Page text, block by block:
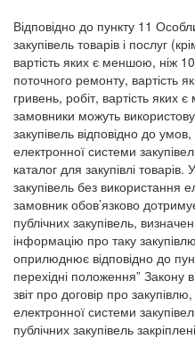
Відповідно до пункту 11
закупівель товарів і послуг
вартість яких є меншою, ніж
поточного ремонту, вартість
гривень, робіт, вартість
замовники можуть
закупівель відповідно до
електронної системи
каталог для закупівлі товарів.
закупівель без використання
замовник обов’язково
публічних закупівель,
інформацію про таку
оприлюднює відповідно до
перехідні положення” Закону
звіт про договір про
електронної системи
публічних закупівель